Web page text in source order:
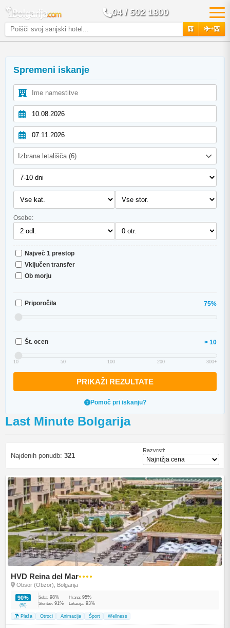
04 / 502 1800
+
Spremeni iskanje
Izbrana letališča (6)
Osebe:
Največ 1 prestop
Vključen transfer
Ob morju
Priporočila 75%
Št. ocen > 10
10 50 100 200 300+
PRIKAŽI REZULTATE
Pomoč pri iskanju?
Last Minute Bolgarija
Najdenih ponudb: 321
Razvrsti:
HVD Reina del Mar●●●●
Obsor (Obzor), Bolgarija
90%
(58)
Soba: 98% Hrana: 95%
Storitev: 91% Lokacija: 93%
Plaža Otroci Animacija Šport Wellness